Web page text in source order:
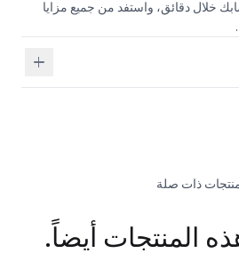
خلال دقائق، واستفد من جميع مزايا
ذات صلة
المنتجات أيضاً.